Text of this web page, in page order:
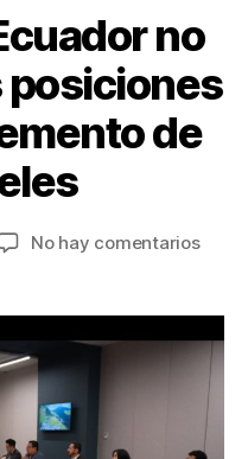
no
posiciones
de
No hay comentariosen
no
en